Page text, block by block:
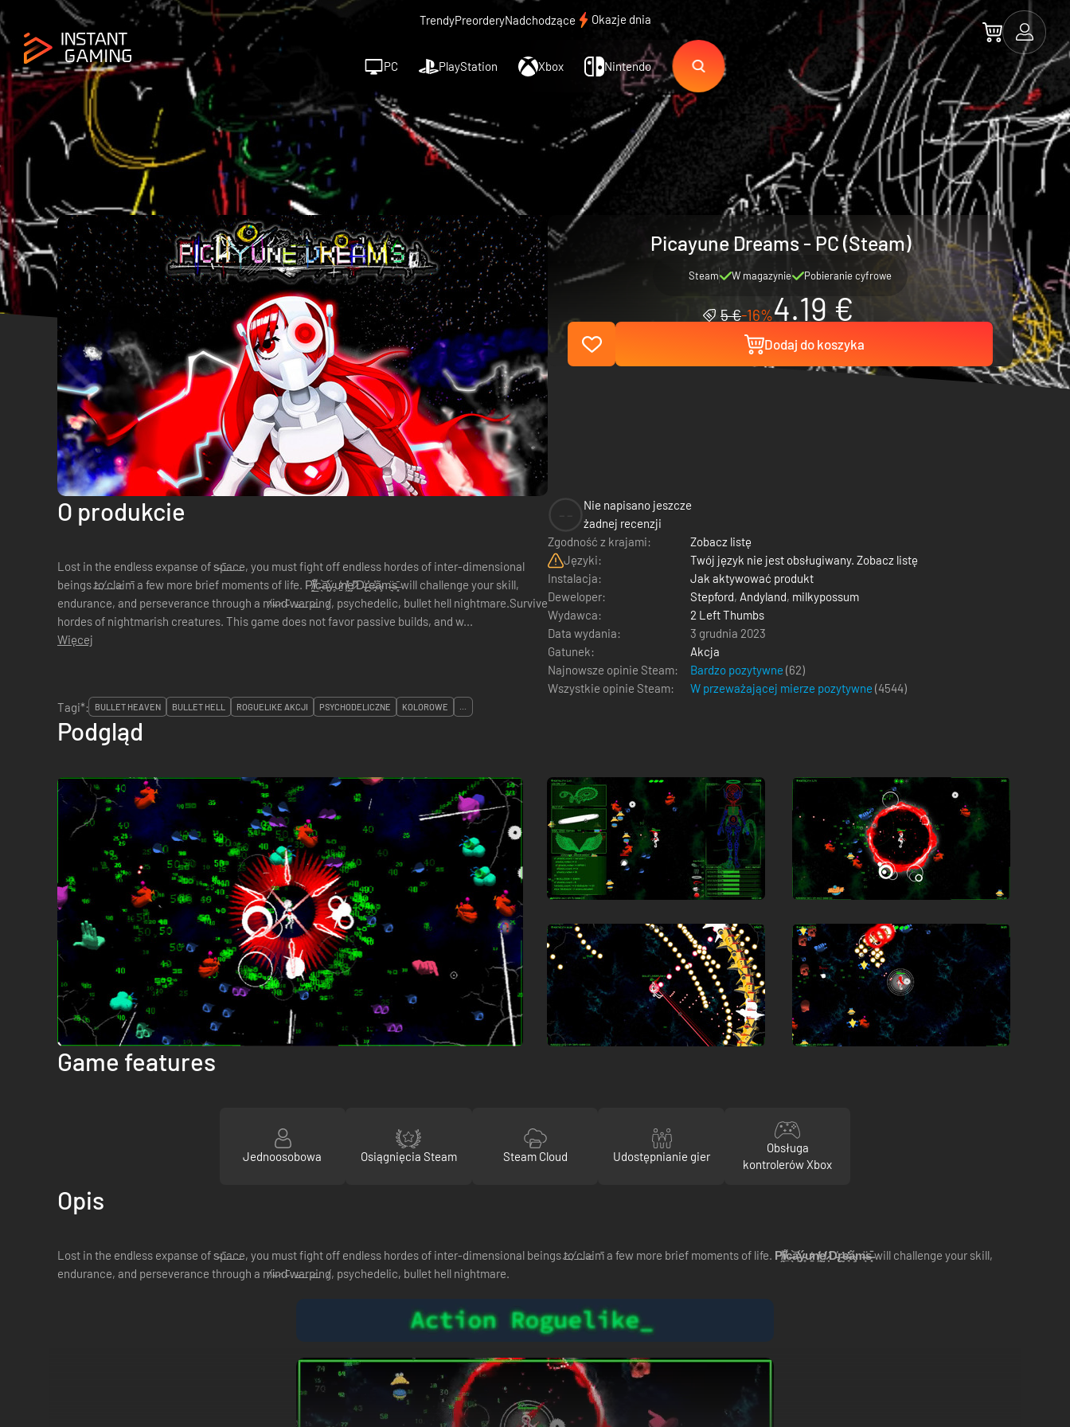
TrendyPreorderyNadchodzące Okazje dnia
PC PlayStation Xbox Nintendo
Picayune Dreams - PC (Steam)
Steam W magazynie Pobieranie cyfrowe
5 €-16%4.19 €
Dodaj do koszyka
O produkcie
Lost in the endless expanse of s̴p̵a̶c̵e̵, you must fight off endless hordes of inter-dimensional
beings t̷o̶ ̸c̵l̵a̷i̵m̵ a few more brief moments of life. P̸̯͛i̸̲͌c̶̖͝a̵̙̔ý̵̥u̷̱̒n̸͖̓ḛ̸̔ ̷̣̕D̵̢͑r̵̰̕e̶̘̓ã̴̧m̶͉̈s̶͓̄ will challenge your skill,
endurance, and perseverance through a m̸i̴n̷d̴ ̵w̴a̶r̶p̷i̶n̵g̸, psychedelic, bullet hell nightmare.Survive
hordes of nightmarish creatures. This game does not favor passive builds, and w...
Więcej
Nie napisano jeszcze
żadnej recenzji
Zgodność z krajami:
Zobacz listę
Języki:
Twój język nie jest obsługiwany. Zobacz listę
Instalacja:
Jak aktywować produkt
Deweloper:
Stepford, Andyland, milkypossum
Wydawca:
2 Left Thumbs
Data wydania:
3 grudnia 2023
Gatunek:
Akcja
Najnowsze opinie Steam:
Bardzo pozytywne (62)
Wszystkie opinie Steam:
W przeważającej mierze pozytywne (4544)
Tagi*:
BULLET HEAVEN BULLET HELL ROGUELIKE AKCJI PSYCHODELICZNE KOLOROWE ...
Podgląd
Game features
Jednoosobowa Osiągnięcia Steam Steam Cloud Udostępnianie gier
Obsługa
kontrolerów Xbox
Opis
Lost in the endless expanse of s̴p̵a̶c̵e̵, you must fight off endless hordes of inter-dimensional beings t̷o̶ ̸c̵l̵a̷i̵m̵ a few more brief moments of life. P̸̯͛i̸̲͌c̶̖͝a̵̙̔ý̵̥u̷̱̒n̸͖̓ḛ̸̔ ̷̣̕D̵̢͑r̵̰̕e̶̘̓ã̴̧m̶͉̈s̶͓̄will challenge your skill,
endurance, and perseverance through a m̸i̴n̷d̴ ̵w̴a̶r̶p̷i̶n̵g̸, psychedelic, bullet hell nightmare.